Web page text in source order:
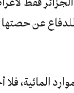
عن
المائية،